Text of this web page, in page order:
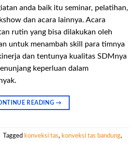
anda baik itu seminar, pelatihan,
dan acara lainnya. Acara
rutin yang bisa dilakukan oleh
untuk menambah skill para timnya
dan tentunya kualitas SDMnya
keperluan dalam
READING→
Tagged konveksi tas, konveksi tas bandung,